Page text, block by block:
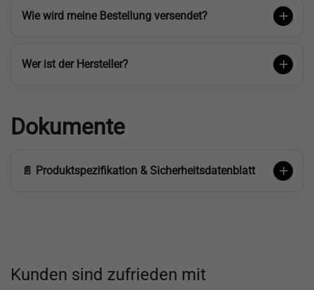
Wie wird meine Bestellung versendet?
Wer ist der Hersteller?
Dokumente
📄 Produktspezifikation & Sicherheitsdatenblatt
Kunden sind zufrieden mit